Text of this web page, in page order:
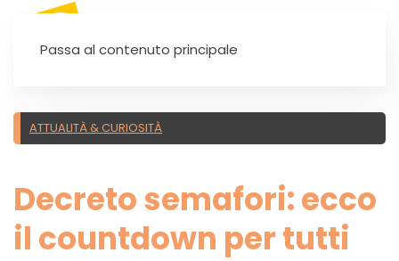
Passa al contenuto principale
ATTUALITÀ & CURIOSITÀ
Decreto semafori: ecco
il countdown per tutti